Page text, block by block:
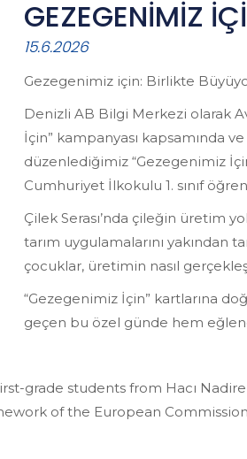
GEZEGENİMİZ
15.6.2026
Gezegenimiz için: Birlikte
Denizli AB Bilgi Merkezi olarak
İçin” kampanyası kapsamında
düzenlediğimiz “Gezegenimiz
Cumhuriyet İlkokulu 1. sınıf
Çilek Serası’nda çileğin üretim
tarım uygulamalarını yakından
çocuklar, üretimin nasıl
“Gezegenimiz İçin” kartlarına
geçen bu özel günde hem
grade students from Hacı
of the European